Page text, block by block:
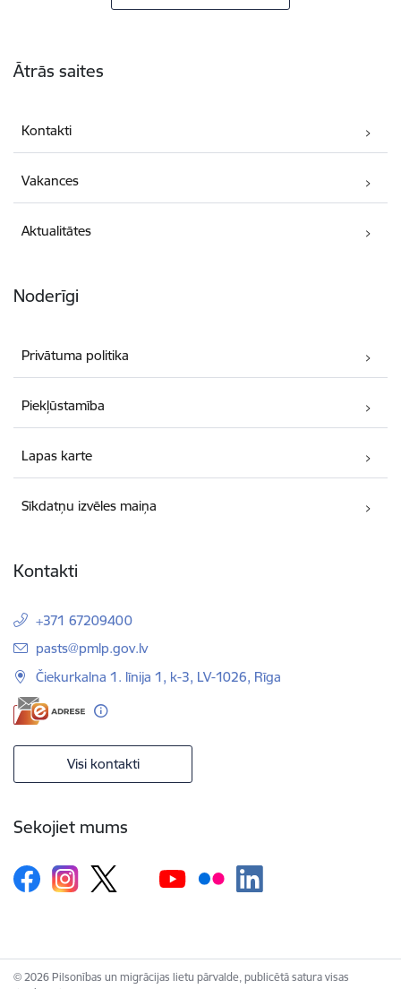
Ātrās saites
Kontakti
Vakances
Aktualitātes
Noderīgi
Privātuma politika
Piekļūstamība
Lapas karte
Sīkdatņu izvēles maiņa
Kontakti
+371 67209400
E-pasts:
pasts@pmlp.gov.lv
Čiekurkalna 1. līnija 1, k-3, LV-1026, Rīga
Visi kontakti
Sekojiet mums
© 2026 Pilsonības un migrācijas lietu pārvalde, publicētā satura visas